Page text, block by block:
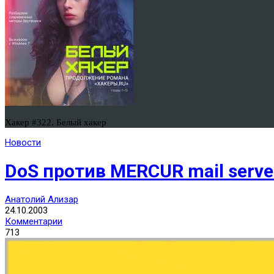
Хакер #322. Белый хакер
Новости
DoS против MERCUR mail
Анатолий Ализар
24.10.2003
Комментарии
713